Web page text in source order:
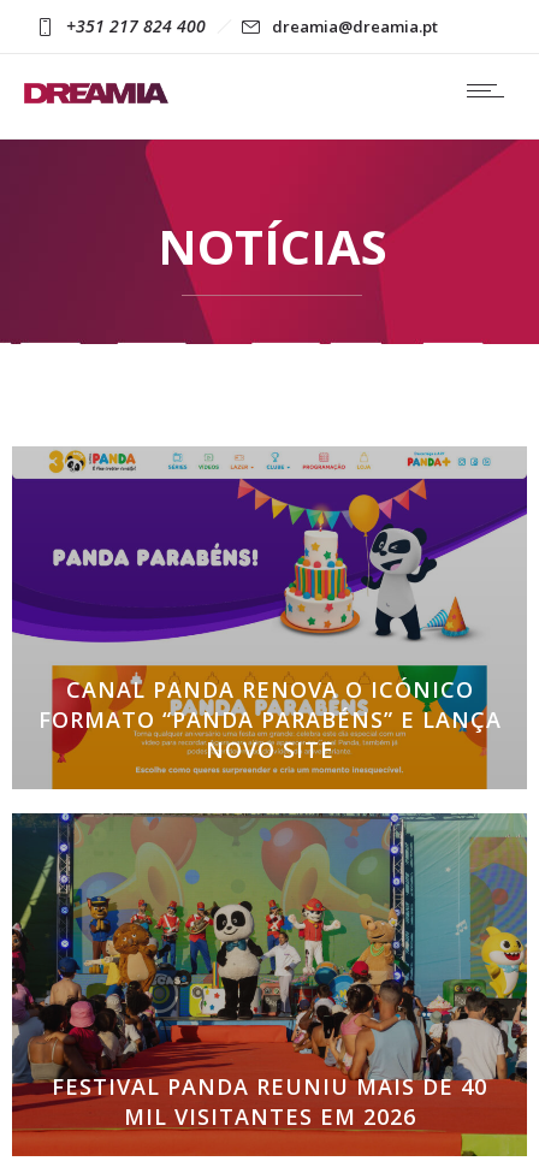
+351 217 824 400 dreamia@dreamia.pt
NOTÍCIAS
CANAL PANDA RENOVA O ICÓNICO
FORMATO “PANDA PARABÉNS” E LANÇA
NOVO SITE
Canal Panda assinala 30º aniversário com nova
aposta digital O Canal Panda renovou o “Panda
Parabéns”, um dos formatos mais emblemáticos e
acarinhados da marca, que passa agora a permitir,
FESTIVAL PANDA REUNIU MAIS DE 40
MIL VISITANTES EM 2026
19ª edição do maior evento infantil do país contou